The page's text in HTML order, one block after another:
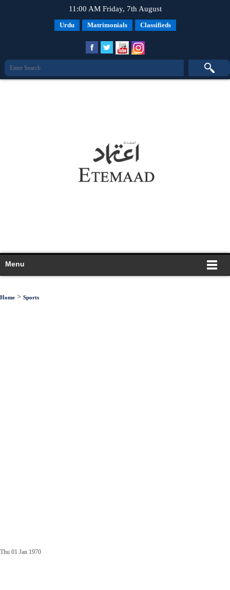
11:00 AM Friday, 7th August
Urdu Matrimonials Classifieds
Menu
Home > Sports
Thu 01 Jan 1970